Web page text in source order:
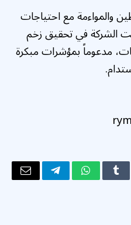
والمواءمة مع احتياجات
الشركة في تحقيق زخم
مدعوماً بمؤشرات مبكرة
Tumblrواتسابتيلقرامالبريد